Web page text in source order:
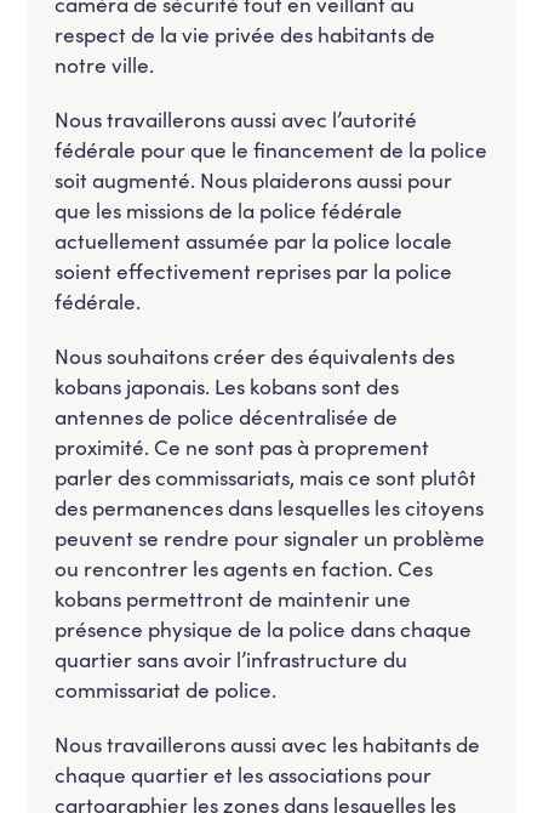
respect de la vie privée des habitants de
notre ville.
Nous travaillerons aussi avec l’autorité
fédérale pour que le financement de la police
soit augmenté. Nous plaiderons aussi pour
que les missions de la police fédérale
actuellement assumée par la police locale
soient effectivement reprises par la police
fédérale.
Nous souhaitons créer des équivalents des
kobans japonais. Les kobans sont des
antennes de police décentralisée de
proximité. Ce ne sont pas à proprement
parler des commissariats, mais ce sont plutôt
des permanences dans lesquelles les citoyens
peuvent se rendre pour signaler un problème
ou rencontrer les agents en faction. Ces
kobans permettront de maintenir une
présence physique de la police dans chaque
quartier sans avoir l’infrastructure du
commissariat de police.
Nous travaillerons aussi avec les habitants de
chaque quartier et les associations pour
cartographier les zones dans lesquelles les